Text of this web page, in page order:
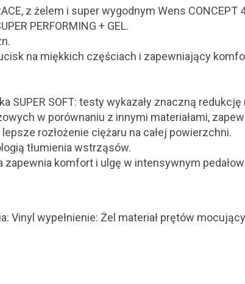
z żelem i super wygodnym Wens CONCEPT
PERFORMING + GEL.
na miękkich częściach i zapewniający
SUPER SOFT: testy wykazały znaczną redukcję
w porównaniu z innymi materiałami,
rozłożenie ciężaru na całej powierzchni.
tłumienia wstrząsów.
komfort i ulgę w intensywnym
Vinyl wypełnienie: Żel materiał prętów